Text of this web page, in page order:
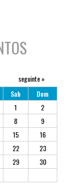
seguinte »
Sab
Dom
1
2
8
9
15
16
22
23
29
30